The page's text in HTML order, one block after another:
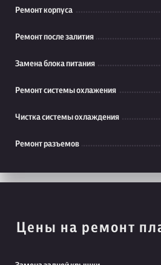
Ремонт корпуса
Ремонт после залития
Замена блока питания
Ремонт системы охлажения
Чистка системы охлаждения
Ремонт разъемов
Цены на ремонт